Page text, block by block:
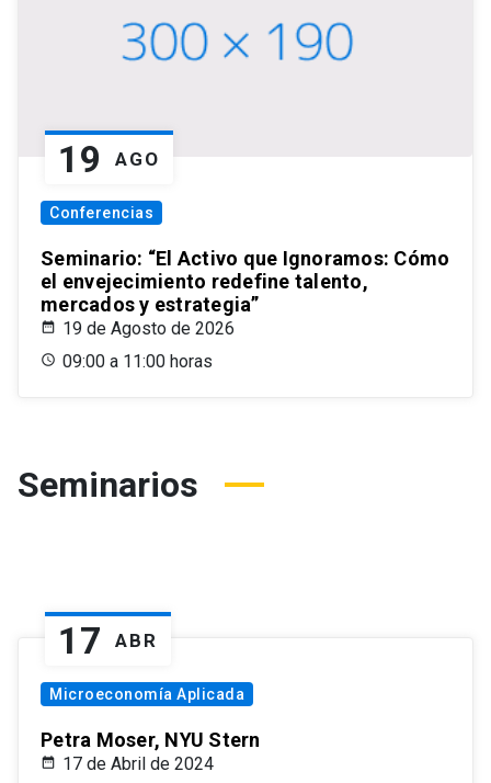
19 AGO
Conferencias
Seminario: “El Activo que Ignoramos: Cómo
el envejecimiento redefine talento,
mercados y estrategia”
19 de Agosto de 2026
09:00 a 11:00 horas
Seminarios
17 ABR
Microeconomía Aplicada
Petra Moser, NYU Stern
17 de Abril de 2024